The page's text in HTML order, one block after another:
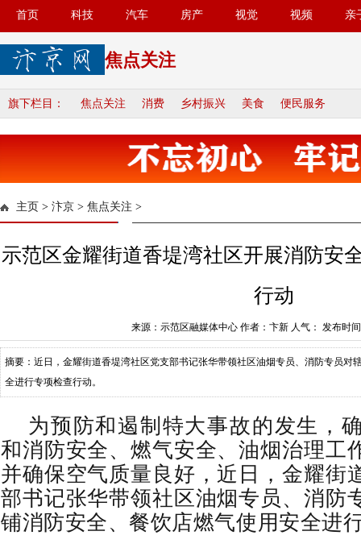
首页 科技 汽车 房产 视觉 视频 亲
焦点关注
旗下栏目： 焦点关注 消费 乡村振兴 美食 便民服务
主页 > 汴京 > 焦点关注 >
示范区金耀街道香堤湾社区开展消防安
行动
来源：示范区融媒体中心 作者：卞新 人气： 发布时
摘要：近日，金耀街道香堤湾社区党支部书记张华带领社区油烟专员、消防专员对
全进行专项检查行动。
为预防和遏制特大事故的发生，
和消防安全、燃气安全、油烟治理工
并确保空气质量良好，近日，金耀街
部书记张华带领社区油烟专员、消防
铺消防安全、餐饮店燃气使用安全进